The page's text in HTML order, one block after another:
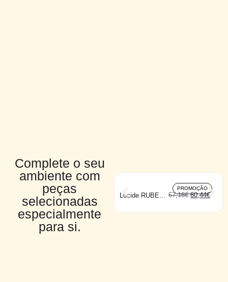
Complete o seu
ambiente com
peças
selecionadas
especialmente
para si.
PROMOÇÃO
Lucide RUBEN
67,16€ 60,44€